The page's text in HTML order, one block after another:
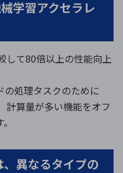
学習アクセラレ
して80倍以上の性能向上
処理タスクのために
計算量が多い機能をオフ
異なるタイプの